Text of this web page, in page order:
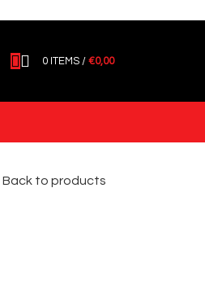
0 ITEMS / €0,00
Back to products